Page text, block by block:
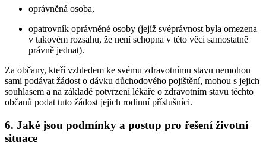
oprávněná osoba,
opatrovník oprávněné osoby (jejíž svéprávnost byla omezena
v takovém rozsahu, že není schopna v této věci samostatně
právně jednat).
Za občany, kteří vzhledem ke svému zdravotnímu stavu nemohou
sami podávat žádost o dávku důchodového pojištění, mohou s jejich
souhlasem a na základě potvrzení lékaře o zdravotním stavu těchto
občanů podat tuto žádost jejich rodinní příslušníci.
6. Jaké jsou podmínky a postup pro řešení životní
situace